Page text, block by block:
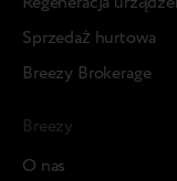
Sprzedaż hurtowa
Breezy Brokerage
Breezy
О nas